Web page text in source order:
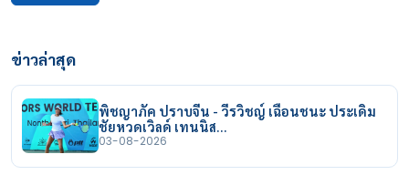
ข่าวล่าสุด
พิชญาภัค ปราบจีน - วีรวิชญ์ เฉือนชนะ ประเดิม
ชัยหวดเวิลด์ เทนนิส…
03-08-2026